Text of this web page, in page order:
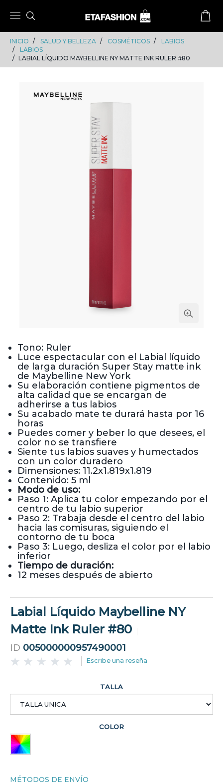
INICIO SALUD Y BELLEZA COSMÉTICOS
LABIOS
LABIOS
LABIAL LÍQUIDO MAYBELLINE NY MATTE INK RULER #80
Tono: Ruler
Luce espectacular con el Labial líquido
de larga duración Super Stay matte ink
de Maybelline New York
Su elaboración contiene pigmentos de
alta calidad que se encargan de
adherirse a tus labios
Su acabado mate te durará hasta por 16
horas
Puedes comer y beber lo que desees, el
color no se transfiere
Siente tus labios suaves y humectados
con un color duradero
Dimensiones: 11.2x1.819x1.819
Contenido: 5 ml
Modo de uso:
Paso 1: Aplica tu color empezando por el
centro de tu labio superior
Paso 2: Trabaja desde el centro del labio
hacia las comisuras, siguiendo el
contorno de tu boca
Paso 3: Luego, desliza el color por el labio
inferior
Tiempo de duración:
12 meses después de abierto
Labial Líquido Maybelline NY
Matte Ink Ruler #80
ID 005000000957490001
Escribe una reseña
TALLA
COLOR
MÉTODOS DE ENVÍO